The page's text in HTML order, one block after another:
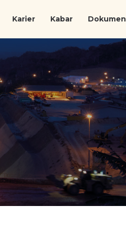
Karier Kabar Dokumen